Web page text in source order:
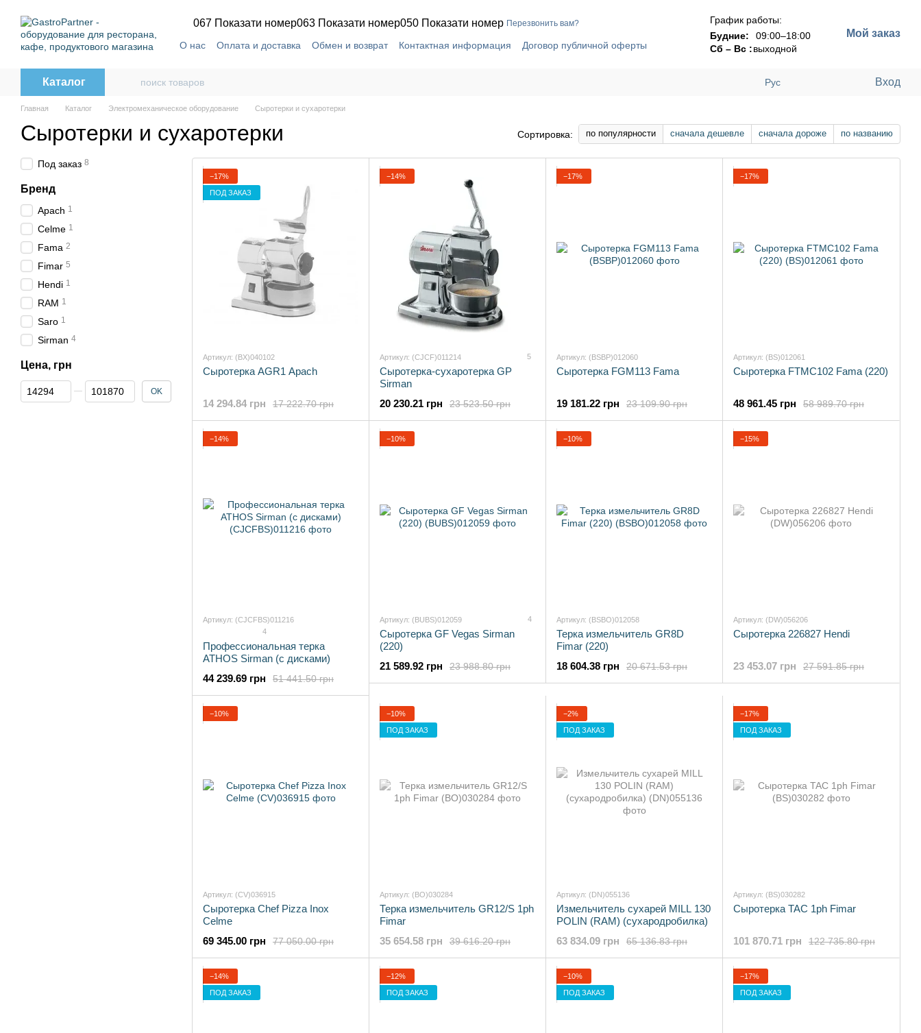
067 Показати номер063 Показати номер050 Показати номер Перезвонить вам?
О нас Оплата и доставка Обмен и возврат Контактная информация Договор публичной оферты
График работы:
Будние:
09:00–18:00
Сб – Вс :выходной
Мой заказ
Каталог Рус Вход
Главная Каталог Электромеханическое оборудование Сыротерки и сухаротерки
Сыротерки и сухаротерки Сортировка: по популярности сначала дешевле сначала дороже по названию
−17%
ПОД ЗАКАЗ
Артикул: (BX)040102
Сыротерка AGR1 Apach
17 222.70 грн
14 294.84 грн
−14%
Артикул: (CJCF)011214 5
Сыротерка-сухаротерка GP
Sirman
23 523.50 грн
20 230.21 грн
−17%
Артикул: (BSBP)012060
Сыротерка FGM113 Fama
23 109.90 грн
19 181.22 грн
−17%
Артикул: (BS)012061
Сыротерка FTMC102 Fama (220)
58 989.70 грн
48 961.45 грн
−14%
Артикул: (CJCFBS)011216
4
Профессиональная терка
ATHOS Sirman (с дисками)
51 441.50 грн
44 239.69 грн
−10%
Артикул: (BUBS)012059 4
Сыротерка GF Vegas Sirman
(220)
23 988.80 грн
21 589.92 грн
−10%
Артикул: (BSBO)012058
Терка измельчитель GR8D
Fimar (220)
20 671.53 грн
18 604.38 грн
−15%
Артикул: (DW)056206
Сыротерка 226827 Hendi
27 591.85 грн
23 453.07 грн
−10%
Артикул: (CV)036915
Сыротерка Chef Pizza Inox
Celme
77 050.00 грн
69 345.00 грн
−10%
ПОД ЗАКАЗ
Артикул: (BO)030284
Терка измельчитель GR12/S 1ph
Fimar
39 616.20 грн
35 654.58 грн
−2%
ПОД ЗАКАЗ
Артикул: (DN)055136
Измельчитель сухарей MILL 130
POLIN (RAM) (сухародробилка)
65 136.83 грн
63 834.09 грн
−17%
ПОД ЗАКАЗ
Артикул: (BS)030282
Сыротерка TAC 1ph Fimar
122 735.80 грн
101 870.71 грн
−14%
ПОД ЗАКАЗ
−12%
ПОД ЗАКАЗ
−10%
ПОД ЗАКАЗ
−17%
ПОД ЗАКАЗ
Под заказ 8
Бренд
Apach 1
Celme 1
Fama 2
Fimar 5
Hendi 1
RAM 1
Saro 1
Sirman 4
Цена, грн
От Цена, грн
До Цена, грн OK